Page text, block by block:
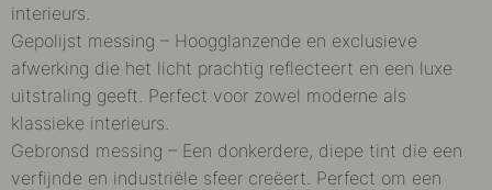
interieurs.
Gepolijst messing – Hoogglanzende en exclusieve
afwerking die het licht prachtig reflecteert en een luxe
uitstraling geeft. Perfect voor zowel moderne als
klassieke interieurs.
Gebronsd messing – Een donkerdere, diepe tint die een
verfijnde en industriële sfeer creëert. Perfect om een